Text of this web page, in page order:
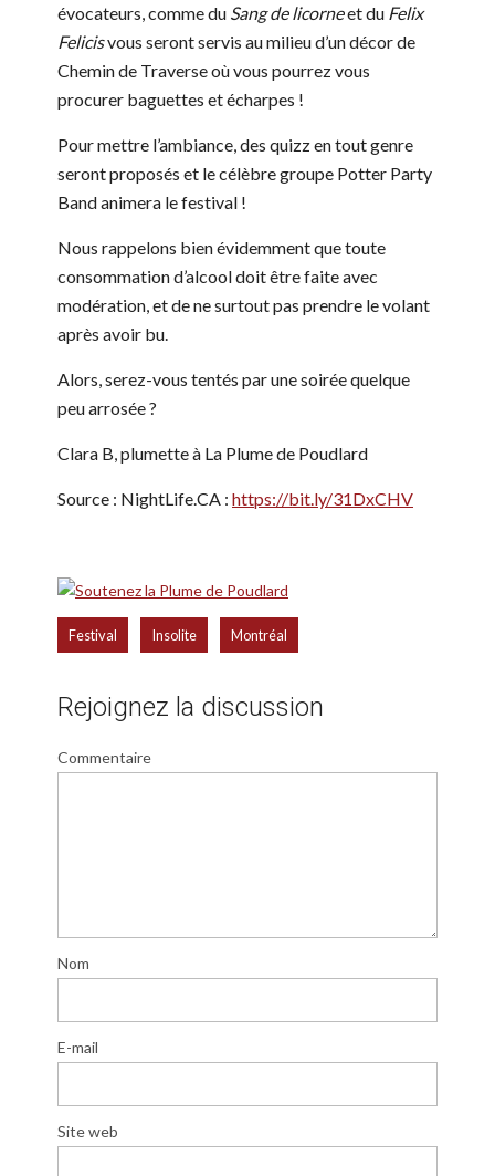
évocateurs, comme du Sang de licorneet du Felix
Felicisvous seront servis au milieu d’un décor de
Chemin de Traverse où vous pourrez vous
procurer baguettes et écharpes !
Pour mettre l’ambiance, des quizz en tout genre
seront proposés et le célèbre groupe Potter Party
Band animera le festival !
Nous rappelons bien évidemment que toute
consommation d’alcool doit être faite avec
modération, et de ne surtout pas prendre le volant
après avoir bu.
Alors, serez-vous tentés par une soirée quelque
peu arrosée ?
Clara B, plumette à La Plume de Poudlard
Source : NightLife.CA : https://bit.ly/31DxCHV
Festival Insolite Montréal
Rejoignez la discussion
Commentaire
Nom
E-mail
Site web